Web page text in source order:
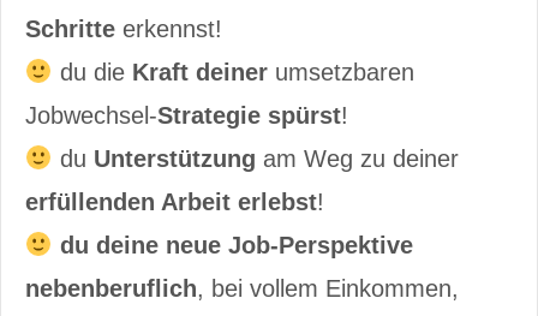
Schritte erkennst!
du die Kraft deiner umsetzbaren
Jobwechsel-Strategie spürst!
du Unterstützung am Weg zu deiner
erfüllenden Arbeit erlebst!
du deine neue Job-Perspektive
nebenberuflich, bei vollem Einkommen,